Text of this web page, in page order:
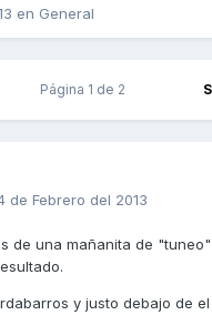
en General
Página 1 de 2
de Febrero del 2013
de una mañanita de
y justo debajo de